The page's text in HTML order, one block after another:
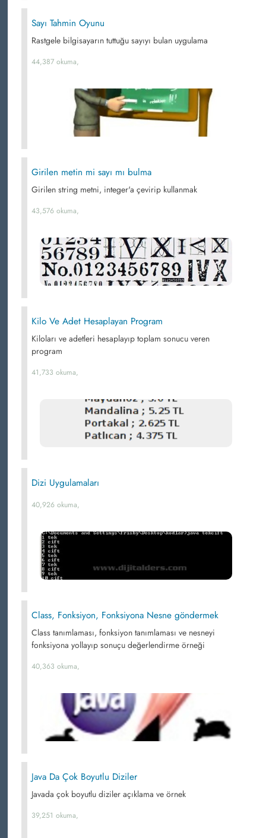
Sayı Tahmin Oyunu
Rastgele bilgisayarın tuttuğu sayıyı bulan uygulama
44,387 okuma,
Girilen metin mi sayı mı bulma
Girilen string metni, integer'a çevirip kullanmak
43,576 okuma,
Kilo Ve Adet Hesaplayan Program
Kiloları ve adetleri hesaplayıp toplam sonucu veren
program
41,733 okuma,
Dizi Uygulamaları
40,926 okuma,
Class, Fonksiyon, Fonksiyona Nesne göndermek
Class tanımlaması, fonksiyon tanımlaması ve nesneyi
fonksiyona yollayıp sonuçu değerlendirme örneği
40,363 okuma,
Java Da Çok Boyutlu Diziler
Javada çok boyutlu diziler açıklama ve örnek
39,251 okuma,